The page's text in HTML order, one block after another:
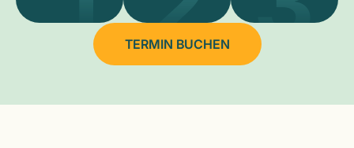
TERMIN BUCHEN